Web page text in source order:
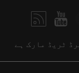
ٹریڈ مارک ہے